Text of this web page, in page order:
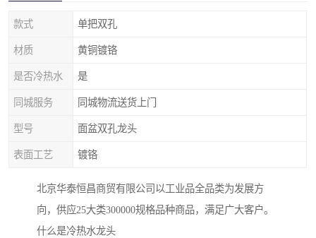
款式 单把双孔
材质 黄铜镀铬
是否冷热水 是
同城服务 同城物流送货上门
型号 面盆双孔龙头
表面工艺 镀铬
北京华泰恒昌商贸有限公司以工业品全品类为发展方
向，供应25大类300000规格品种商品，满足广大客户。
什么是冷热水龙头